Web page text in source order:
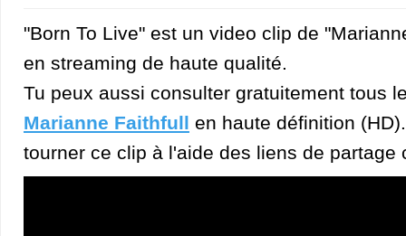
"Born To Live" est un video clip de
en streaming de haute qualité.
Tu peux aussi consulter gratuitement tous
Marianne Faithfull en haute définition
tourner ce clip à l'aide des liens de partage